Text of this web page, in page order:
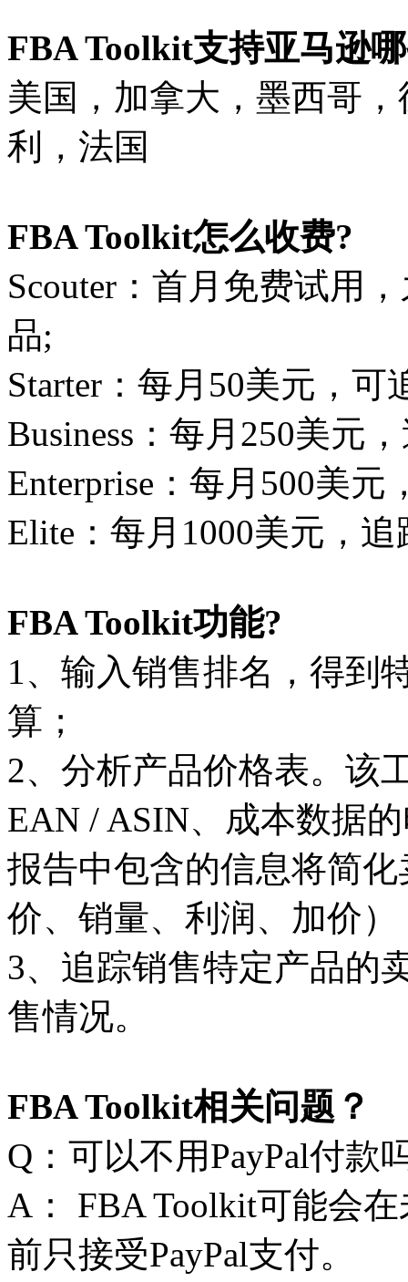
FBA Toolkit支持亚马逊
美国， 加拿大，墨西哥，
利，法国
FBA Toolkit怎么收费?
Scouter：首月免费试用
品;
Starter：每月50美元，可
Business：每月250美元
Enterprise：每月500美元
Elite：每月1000美元，
FBA Toolkit功能?
1、输入销售排名，得到
算；
2、分析产品价格表。该
EAN / ASIN、成本数据
报告中包含的信息将简
价、销量、利润、加价）
3、追踪销售特定产品的
售情况。
FBA Toolkit相关问题？
Q：可以不用PayPal付款
A： FBA Toolkit可能会
前只接受PayPal支付。